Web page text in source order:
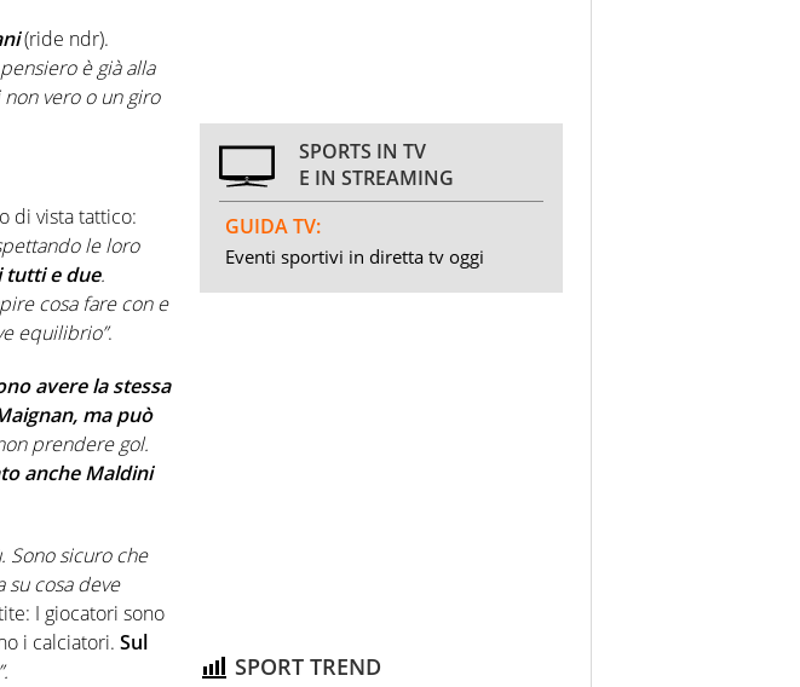
(ride ndr).
è già alla
vero o un giro
di vista tattico:
le loro
tutti e due.
cosa fare con e
equilibrio”.
avere la stessa
ma può
prendere gol.
anche Maldini
Sono sicuro che
su cosa deve
I giocatori sono
i calciatori. Sul
SPORTS IN TV
E IN STREAMING
GUIDA TV:
Eventi sportivi in diretta tv oggi
SPORT TREND